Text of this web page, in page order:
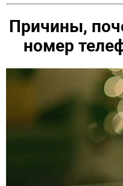
Причины,
номер